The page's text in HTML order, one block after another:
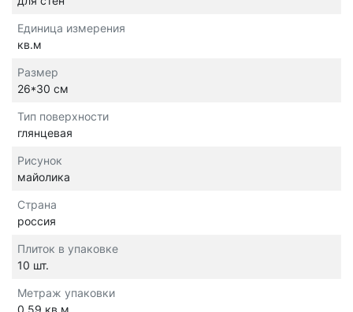
Единица измерения
кв.м
Размер
26*30 см
Тип поверхности
глянцевая
Рисунок
майолика
Страна
россия
Плиток в упаковке
10 шт.
Метраж упаковки
0.59 кв.м